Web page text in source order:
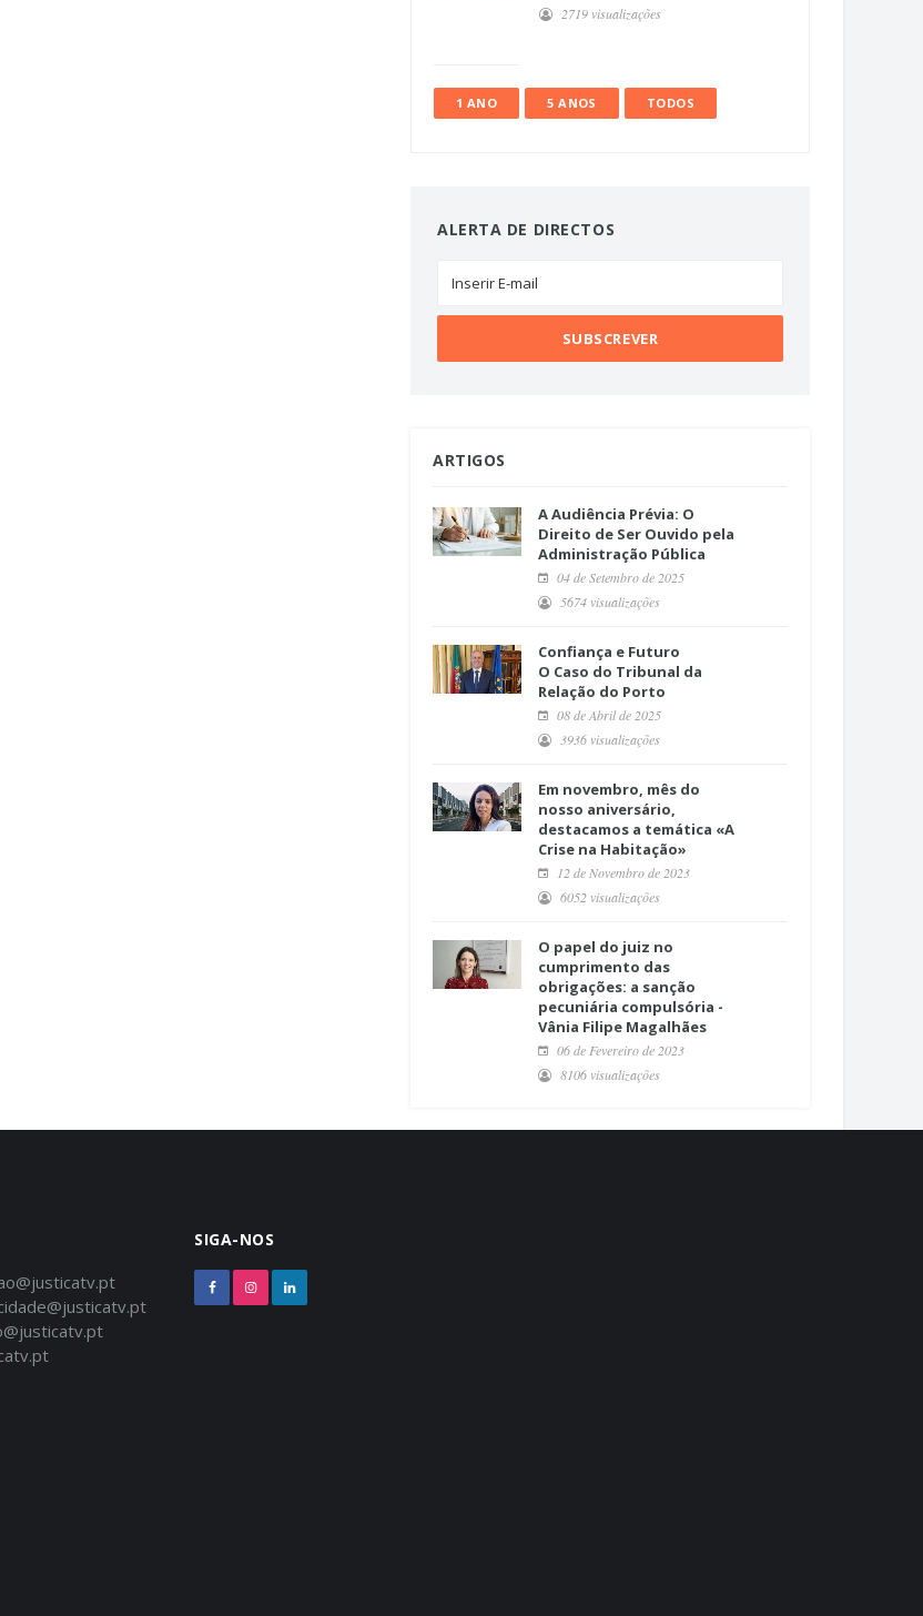
2719 visualizações
1 ANO 5 ANOS TODOS
ALERTA DE DIRECTOS
ARTIGOS
A Audiência Prévia: O
Direito de Ser Ouvido pela
Administração Pública
04 de Setembro de 2025
5674 visualizações
Confiança e Futuro
O Caso do Tribunal da
Relação do Porto
08 de Abril de 2025
3936 visualizações
Em novembro, mês do
nosso aniversário,
destacamos a temática «A
Crise na Habitação»
12 de Novembro de 2023
6052 visualizações
O papel do juiz no
cumprimento das
obrigações: a sanção
pecuniária compulsória -
Vânia Filipe Magalhães
06 de Fevereiro de 2023
8106 visualizações
SIGA-NOS